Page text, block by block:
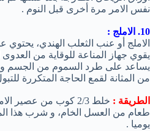
نفس الامر مرة أخرى قبل النوم .
10. الاملج :
يقوي جهاز المناعة للوقاية من العدوى
يساعد على طرد السموم من الجسم
من المثانة لقمع الحاجة المتكررة
الطريقة :
يوميا .